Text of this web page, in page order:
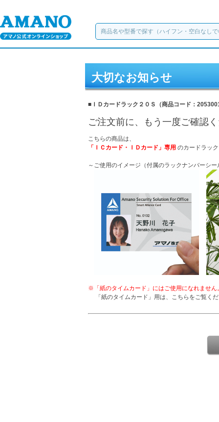
大切なお知らせ
■ＩＤカードラック２０Ｓ（商品コード：
ご注文前に、もう一度ご確認
こちらの商品は、
「ＩＣカード・ＩＤカード」専用 のカードラッ
～ご使用のイメージ（付属のラックナンバーシ
※「紙のタイムカード」にはご使用になれません
「紙のタイムカード」用は、こちらをご覧く